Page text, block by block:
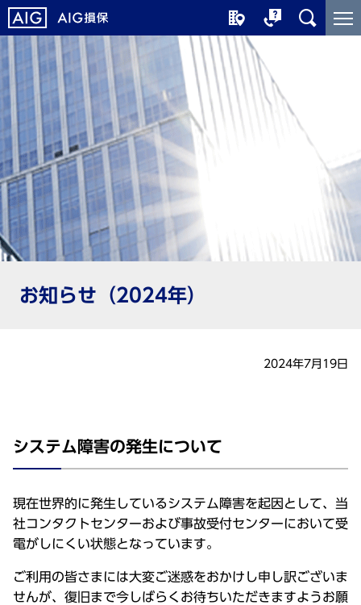
メ
イ
ン
コ
ン
テ
ン
ツ
に
ジ
ャ
ン
プ
こ
こ
か
ら
メ
イ
ン
コ
ン
テ
ン
ツ
で
お知らせ（2024年）
2024年7月19日
現在世界的に発生しているシステム障害を起因として、当
社コンタクトセンターおよび事故受付センターにおいて受
電がしにくい状態となっています。
ご利用の皆さまには大変ご迷惑をおかけし申し訳ございま
せんが、復旧まで今しばらくお待ちいただきますようお願